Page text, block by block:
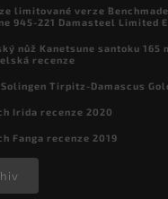
limitované verze
945-221 Damasteel Limited
nůž Kanetsune santoku 165
recenze
Tirpitz-Damascus
Irida recenze 2020
Fanga recenze 2019